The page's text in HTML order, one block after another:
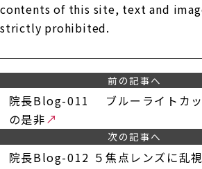
眼瞼下垂
内服治療
眼底レー
硝子体注
（眼瞼・顔
治療）
論文
採用情
報
（他サイト
へ）
contents of this site, text and
strictly prohibited.
前の記事へ
院長Blog-011 ブルーライトカッ
の是非
次の記事へ
院長Blog-012 ５焦点レンズに乱